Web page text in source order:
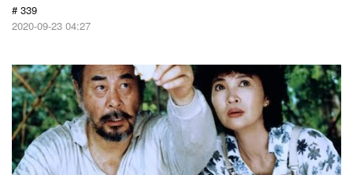
# 339
2020-09-23 04:27